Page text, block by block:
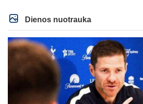
Dienos nuotrauka